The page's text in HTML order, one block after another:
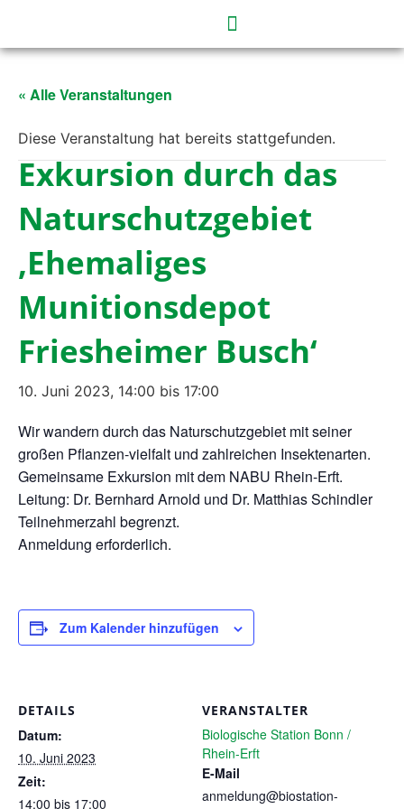
« Alle Veranstaltungen
Diese Veranstaltung hat bereits stattgefunden.
Exkursion durch das
Naturschutzgebiet
‚Ehemaliges
Munitionsdepot
Friesheimer Busch‘
10. Juni 2023, 14:00 bis 17:00
Wir wandern durch das Naturschutzgebiet mit seiner
großen Pflanzen-vielfalt und zahlreichen Insektenarten.
Gemeinsame Exkursion mit dem NABU Rhein‐Erft.
Leitung: Dr. Bernhard Arnold und Dr. Matthias Schindler
Teilnehmerzahl begrenzt.
Anmeldung erforderlich.
Zum Kalender hinzufügen
DETAILS
Datum:
10. Juni 2023
Zeit:
14:00 bis 17:00
VERANSTALTER
Biologische Station Bonn /
Rhein-Erft
E-Mail
anmeldung@biostation-